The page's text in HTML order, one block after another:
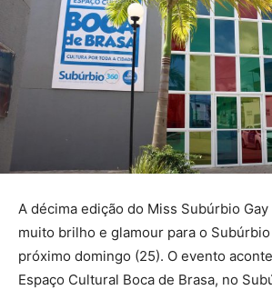
A décima edição do Miss Subúrbio
muito brilho e glamour para o
próximo domingo (25). O evento
Espaço Cultural Boca de Brasa, no